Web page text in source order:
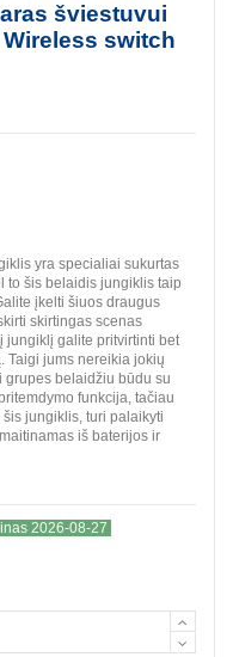
šviestuvui
Wireless switch
yra specialiai sukurtas
to šis belaidis jungiklis taip
įkelti šiuos draugus
skirtingas scenas
jungiklį galite pritvirtinti bet
Taigi jums nereikia jokių
grupes belaidžiu būdu su
funkcija, tačiau
jungiklis, turi palaikyti
iš baterijos ir
2026-08-27